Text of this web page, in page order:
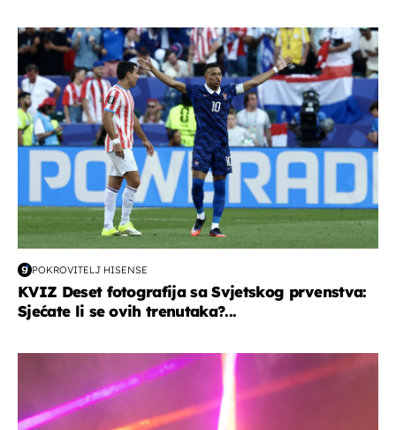
svjetsko prvenstvo 2026
POKROVITELJ HISENSE
KVIZ Deset fotografija sa Svjetskog prvenstva:
Sjećate li se ovih trenutaka?...